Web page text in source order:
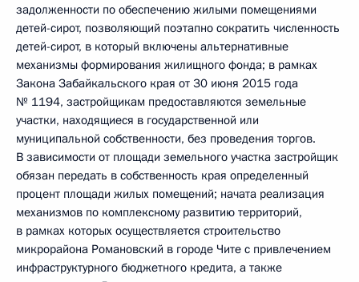
задолженности по обеспечению жилыми помещениями
детей-сирот, позволяющий поэтапно сократить численность
детей-сирот, в который включены альтернативные
механизмы формирования жилищного фонда; в рамках
Закона Забайкальского края от 30 июня 2015 года
№ 1194, застройщикам предоставляются земельные
участки, находящиеся в государственной или
муниципальной собственности, без проведения торгов.
В зависимости от площади земельного участка застройщик
обязан передать в собственность края определенный
процент площади жилых помещений; начата реализация
механизмов по комплексному развитию территорий,
в рамках которых осуществляется строительство
микрорайона Романовский в городе Чите с привлечением
инфраструктурного бюджетного кредита, а также